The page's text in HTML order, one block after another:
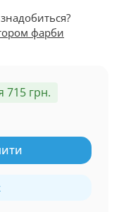
фарби
715 грн.